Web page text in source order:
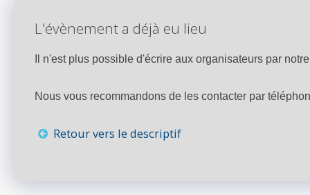
L'évènement a déjà eu lieu
Il n'est plus possible d'écrire aux organisateurs par
Nous vous recommandons de les contacter par
Retour vers le descriptif